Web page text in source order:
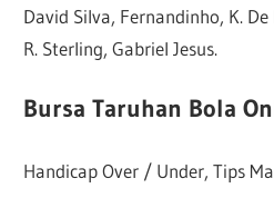
David Silva, Fernandinho, K.
R. Sterling, Gabriel Jesus.
Bursa Taruhan Bola
Handicap Over / Under, Tips